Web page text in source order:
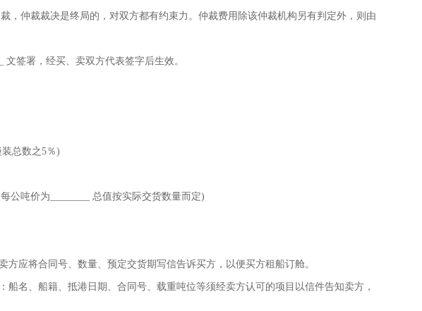
，仲裁裁决是终局的，对双方都有约束力。仲裁费用除该仲裁机构另有判定外，则由
签署，经买、卖双方代表签字后生效。
总数之5％)
公吨价为________ 总值按实际交货数量而定)
方应将合同号、数量、预定交货期写信告诉买方，以便买方租船订舱。
船名、船籍、抵港日期、合同号、载重吨位等须经卖方认可的项目以信件告知卖方，